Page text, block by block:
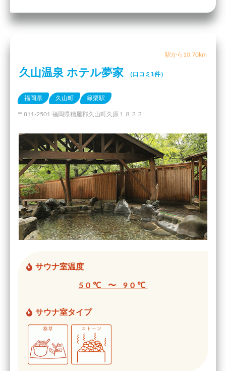
駅から10.70km
久山温泉 ホテル夢家 （口コミ1件）
福岡県 久山町 篠栗駅
〒811-2501 福岡県糟屋郡久山町久原１８２２
サウナ室温度
50℃ 〜 90℃
サウナ室タイプ